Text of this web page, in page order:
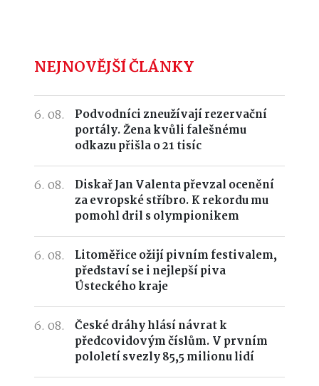
NEJNOVĚJŠÍ ČLÁNKY
6. 08.
Podvodníci zneužívají rezervační
portály. Žena kvůli falešnému
odkazu přišla o 21 tisíc
6. 08.
Diskař Jan Valenta převzal ocenění
za evropské stříbro. K rekordu mu
pomohl dril s olympionikem
6. 08.
Litoměřice ožijí pivním festivalem,
představí se i nejlepší piva
Ústeckého kraje
6. 08.
České dráhy hlásí návrat k
předcovidovým číslům. V prvním
pololetí svezly 85,5 milionu lidí